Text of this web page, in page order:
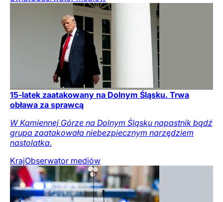
15-latek zaatakowany na Dolnym Śląsku. Trwa
obława za sprawcą
W Kamiennej Górze na Dolnym Śląsku napastnik bądź
grupa zaatakowała niebezpiecznym narzędziem
nastolatka.
KrajObserwator mediów